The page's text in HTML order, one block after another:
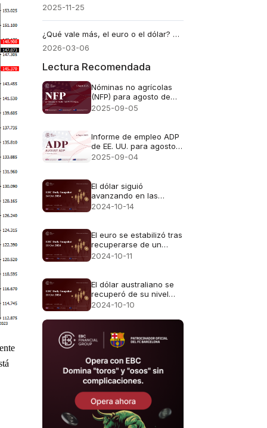
2025-11-25
¿Qué vale más, el euro o el dólar? Perspectiva 2026
2026-03-06
Lectura Recomendada
Nóminas no agrícolas
(NFP) para agosto de
2025
2025-09-05
Informe de empleo ADP
de EE. UU. para agosto
de 2025
2025-09-04
El dólar siguió
avanzando en las
operaciones asiáticas
2024-10-14
El euro se estabilizó tras
recuperarse de un
mínimo
2024-10-11
El dólar australiano se
recuperó de su nivel
más bajo
2024-10-10